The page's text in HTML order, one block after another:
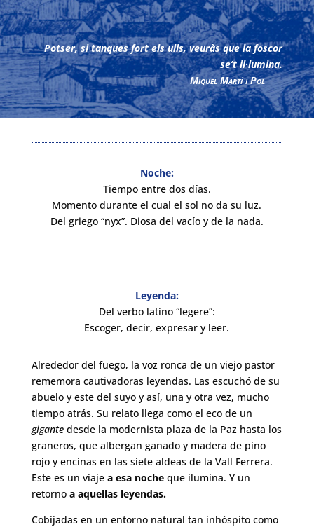
Potser, si tanques fort els ulls, veuràs que la foscor
se’t il·lumina.
MiquelMartí i Pol
Noche:
Tiempo entre dos días.
Momento durante el cual el sol no da su luz.
Del griego “nyx”. Diosa del vacío y de la nada.
Leyenda:
Del verbo latino “legere”:
Escoger, decir, expresar y leer.
Alrededor del fuego, la voz ronca de un viejo pastor
rememora cautivadoras leyendas. Las escuchó de su
abuelo y este del suyo y así, una y otra vez, mucho
tiempo atrás. Su relato llega como el eco de un
gigantedesde la modernista plaza de la Paz hasta los
graneros, que albergan ganado y madera de pino
rojo y encinas en las siete aldeas de la Vall Ferrera.
Este es un viaje a esa noche que ilumina. Y un
retorno a aquellas leyendas.
Cobijadas en un entorno natural tan inhóspito como